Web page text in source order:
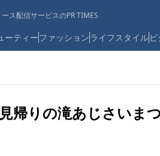
ス配信サービスのPR TIMES
ーティーファッションライフスタイル
見帰りの滝あじさいま